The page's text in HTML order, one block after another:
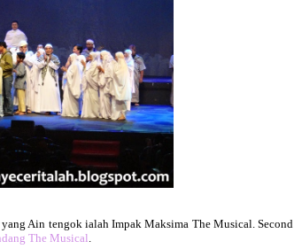
Ain tengok ialah Impak Maksima The Musical. Second
The Musical.